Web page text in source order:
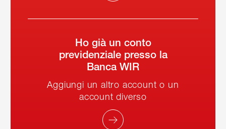
Ho già un conto
previdenziale presso la
Banca WIR
Aggiungi un altro account o un
account diverso